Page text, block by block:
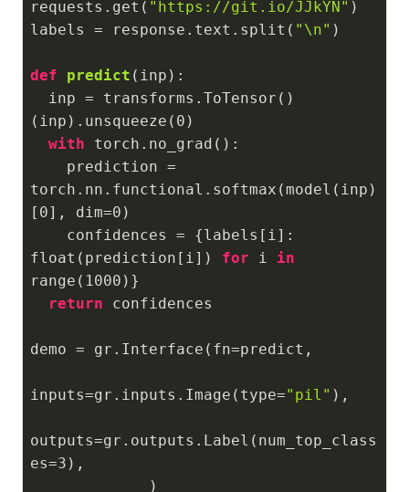
requests.get( "https://git.io/JJkYN" )
labels = response.text.split( "\n" )
def predict (inp) :
(inp).unsqueeze( 0 )
with torch.no_grad():
torch.nn.functional.softmax(model(inp)
[ 0], dim=0 )
float(prediction[i]) for i in
range( 1000 )}
return confidences
demo = gr.Interface(fn=predict,
inputs=gr.inputs.Image(type="pil" ),
outputs=gr.outputs.Label(num_top_class
es=3 ),